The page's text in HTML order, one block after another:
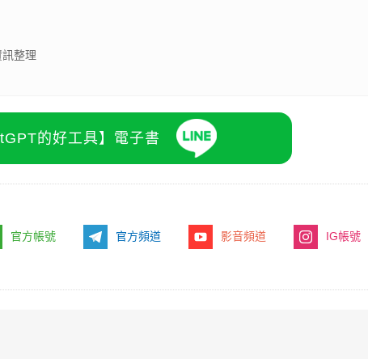
整理
的好工具】電子書
官方帳號 官方頻道 影音頻道 IG帳號